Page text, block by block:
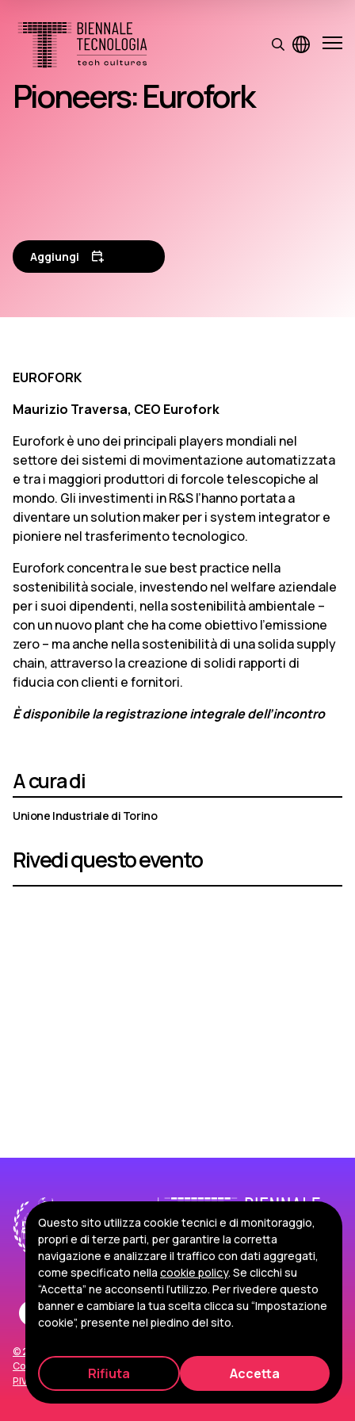
Pioneers: Eurofork
Aggiungi
EUROFORK
Maurizio Traversa, CEO Eurofork
Eurofork è uno dei principali players mondiali nel
settore dei sistemi di movimentazione automatizzata
e tra i maggiori produttori di forcole telescopiche al
mondo. Gli investimenti in R&S l’hanno portata a
diventare un solution maker per i system integrator e
pioniere nel trasferimento tecnologico.
Eurofork concentra le sue best practice nella
sostenibilità sociale, investendo nel welfare aziendale
per i suoi dipendenti, nella sostenibilità ambientale –
con un nuovo plant che ha come obiettivo l’emissione
zero – ma anche nella sostenibilità di una solida supply
chain, attraverso la creazione di solidi rapporti di
fiducia con clienti e fornitori.
È disponibile la registrazione integrale dell’incontro
A cura di
Unione Industriale di Torino
Rivedi questo evento
© 2026 Politecnico di Torino
Corso Duca degli Abruzzi, 24 - 10129 Torino, Italia
P.IVA/C.F. 00518460019 Privacy e Cookie Policy Impostazioni Cookie
Questo sito utilizza cookie tecnici e di monitoraggio,
propri e di terze parti, per garantire la corretta
navigazione e analizzare il traffico con dati aggregati,
come specificato nella cookie policy. Se clicchi su
“Accetta” ne acconsenti l’utilizzo. Per rivedere questo
banner e cambiare la tua scelta clicca su “Impostazione
cookie”, presente nel piedino del sito.
Rifiuta Accetta